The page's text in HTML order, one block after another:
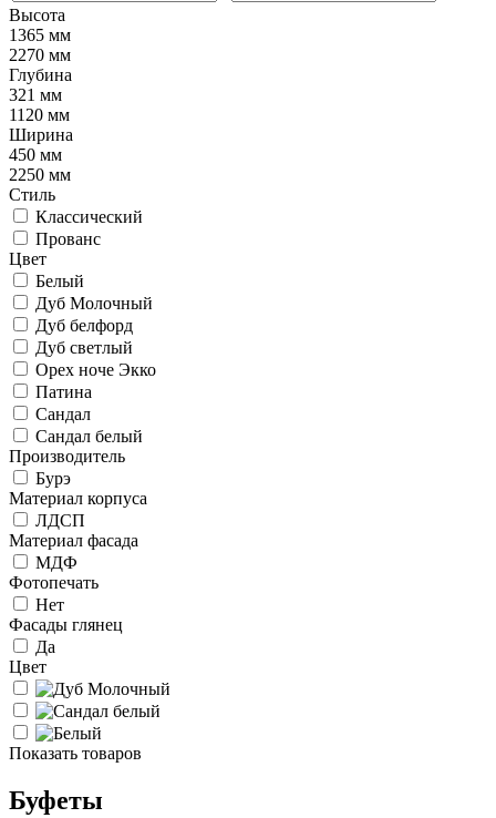
Высота
1365 мм
2270 мм
Глубина
321 мм
1120 мм
Ширина
450 мм
2250 мм
Стиль
Классический
Прованс
Цвет
Белый
Дуб Молочный
Дуб белфорд
Дуб светлый
Орех ноче Экко
Патина
Сандал
Сандал белый
Производитель
Бурэ
Материал корпуса
ЛДСП
Материал фасада
МДФ
Фотопечать
Нет
Фасады глянец
Да
Цвет
Показать товаров
Буфеты